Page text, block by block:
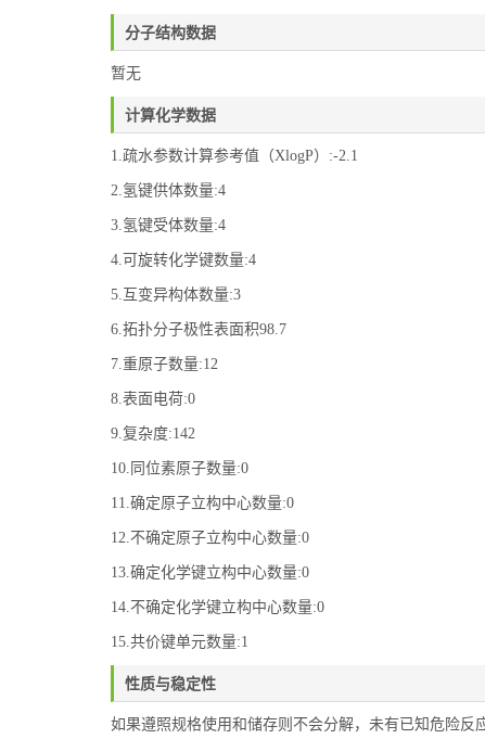
分子结构数据
暂无
计算化学数据
1.疏水参数计算参考值（XlogP）:-2.1
2.氢键供体数量:4
3.氢键受体数量:4
4.可旋转化学键数量:4
5.互变异构体数量:3
6.拓扑分子极性表面积98.7
7.重原子数量:12
8.表面电荷:0
9.复杂度:142
10.同位素原子数量:0
11.确定原子立构中心数量:0
12.不确定原子立构中心数量:0
13.确定化学键立构中心数量:0
14.不确定化学键立构中心数量:0
15.共价键单元数量:1
性质与稳定性
如果遵照规格使用和储存则不会分解，未有已知危险反